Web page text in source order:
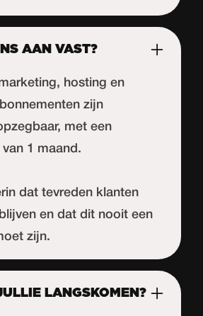
AAN VAST?
hosting en
zijn
met een
1 maand.
dat tevreden klanten
en dat dit nooit een
zijn.
LANGSKOMEN?